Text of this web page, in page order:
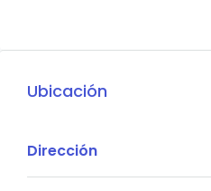
Ubicación
Dirección